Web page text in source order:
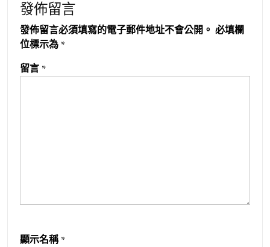
發佈留言
發佈留言必須填寫的電子郵件地址不會公開。 必填欄
位標示為 *
留言 *
顯示名稱 *